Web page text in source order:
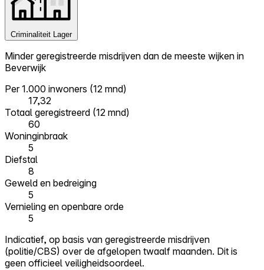
Criminaliteit Lager
Minder geregistreerde misdrijven dan de meeste wijken in
Beverwijk
Per 1.000 inwoners (12 mnd)
17,32
Totaal geregistreerd (12 mnd)
60
Woninginbraak
5
Diefstal
8
Geweld en bedreiging
5
Vernieling en openbare orde
5
Indicatief, op basis van geregistreerde misdrijven
(politie/CBS) over de afgelopen twaalf maanden. Dit is
geen officieel veiligheidsoordeel.